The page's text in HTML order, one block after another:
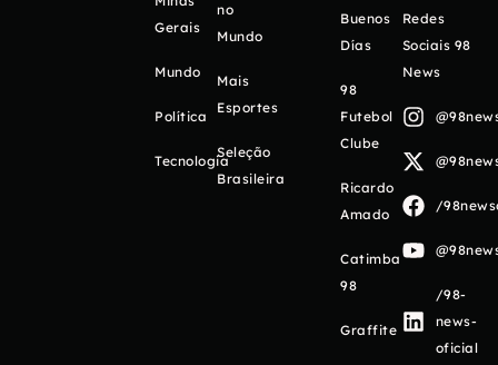
Gerais
Mundo
Política
Tecnologia
no
Mundo
Mais
Esportes
Seleção
Brasileira
Buenos
Días
98
Futebol
Clube
Ricardo
Amado
Catimba
98
Graffite
Redes
Sociais 98
News
/
/98-
news-
oficial